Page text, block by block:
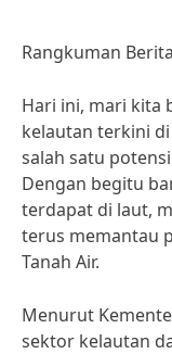
Rangkuman
Hari ini, mari kita
kelautan terkini
salah satu
Dengan begitu
terdapat di laut,
terus memantau
Tanah Air.
Menurut
sektor kelautan